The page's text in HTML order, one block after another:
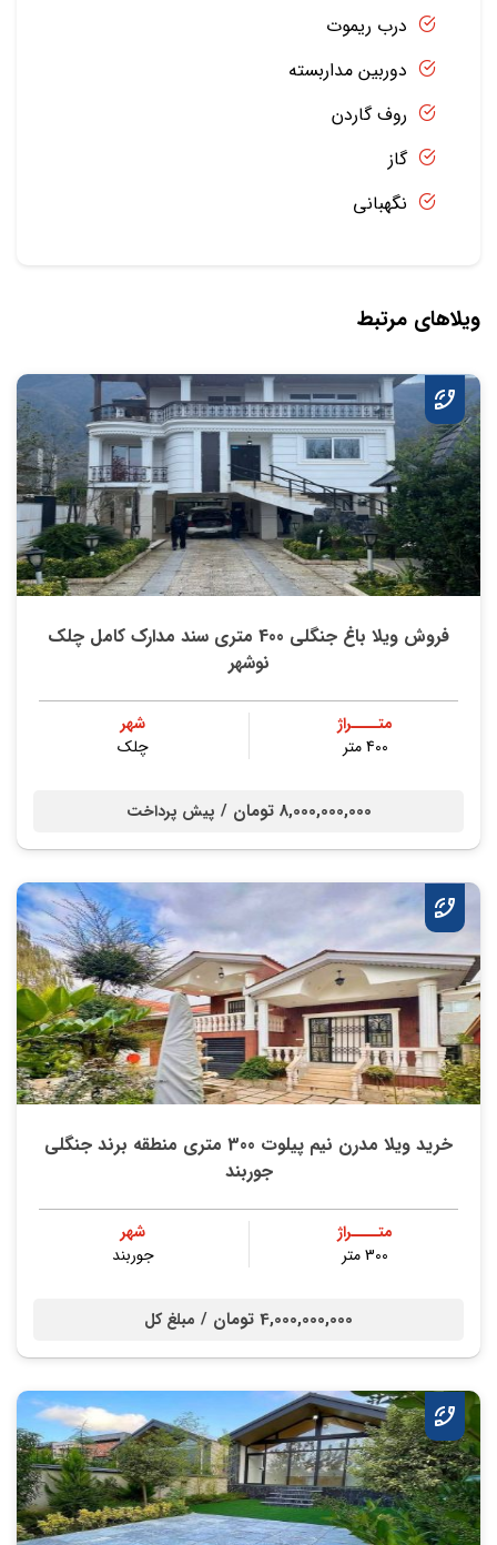
درب ریموت
دوربین مداربسته
روف گاردن
گاز
نگهبانی
ویلاهای مرتبط
فروش ویلا باغ جنگلی 400 متری سند مدارک کامل چلک
نوشهر
متــــراژ
400 متر
شهر
چلک
8,000,000,000 تومان / پیش پرداخت
خرید ویلا مدرن نیم پیلوت 300 متری منطقه برند جنگلی
جوربند
متــــراژ
300 متر
شهر
جوربند
4,000,000,000 تومان / مبلغ کل